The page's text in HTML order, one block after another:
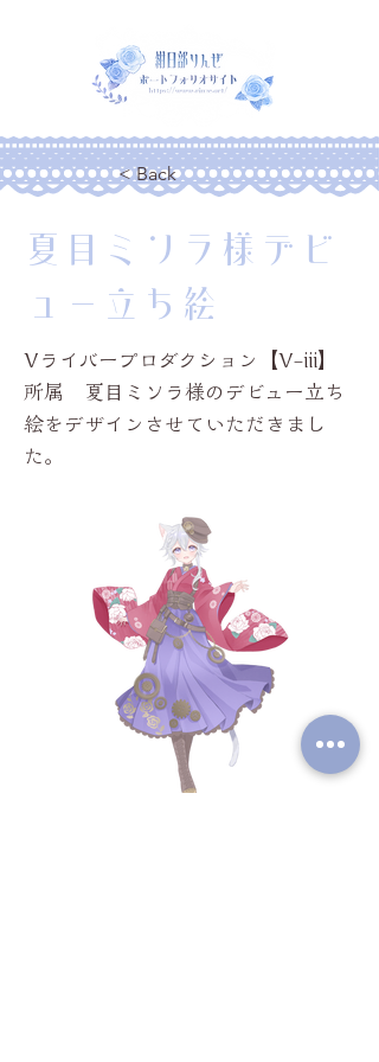
< Back
夏目ミソラ様デビ
ュー立ち絵
Vライバープロダクション【V-iii】
所属 夏目ミソラ様のデビュー立ち
絵をデザインさせていただきまし
た。